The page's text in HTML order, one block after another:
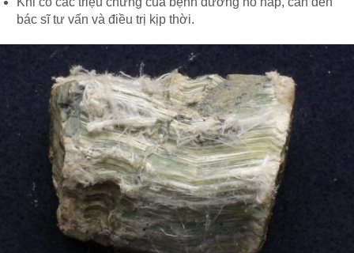
bác sĩ tư vấn và điều trị kịp thời.